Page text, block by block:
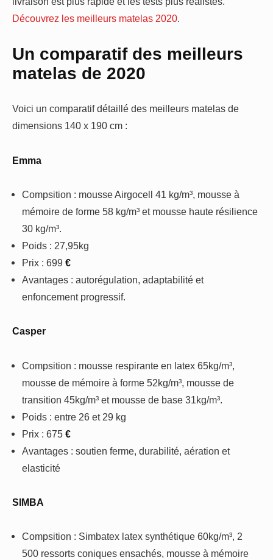
Découvrez les meilleurs matelas 2020.
Un comparatif des meilleurs
matelas de 2020
Voici un comparatif détaillé des meilleurs matelas de
dimensions 140 x 190 cm :
Emma
Compsition : mousse Airgocell 41 kg/m³, mousse à
mémoire de forme 58 kg/m³ et mousse haute résilience
30 kg/m³.
Poids : 27,95kg
Prix : 699€
Avantages : autorégulation, adaptabilité et
enfoncement progressif.
Casper
Compsition : mousse respirante en latex 65kg/m³,
mousse de mémoire à forme 52kg/m³, mousse de
transition 45kg/m³ et mousse de base 31kg/m³.
Poids : entre 26 et 29 kg
Prix : 675€
Avantages : soutien ferme, durabilité, aération et
elasticité
SIMBA
Compsition : Simbatex latex synthétique 60kg/m³, 2
500 ressorts coniques ensachés, mousse à mémoire